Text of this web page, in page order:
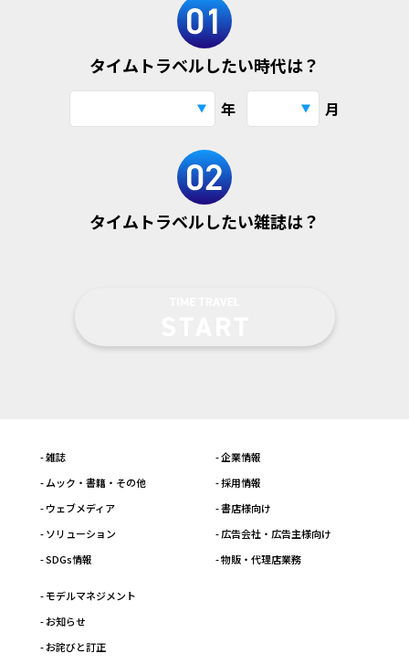
タイムトラベルしたい時代は？
年 月
タイムトラベルしたい雑誌は？
- 雑誌
- ムック・書籍・その他
- ウェブメディア
- ソリューション
- SDGs情報
- 企業情報
- 採用情報
- 書店様向け
- 広告会社・広告主様向け
- 物販・代理店業務
- モデルマネジメント
- お知らせ
- お詫びと訂正